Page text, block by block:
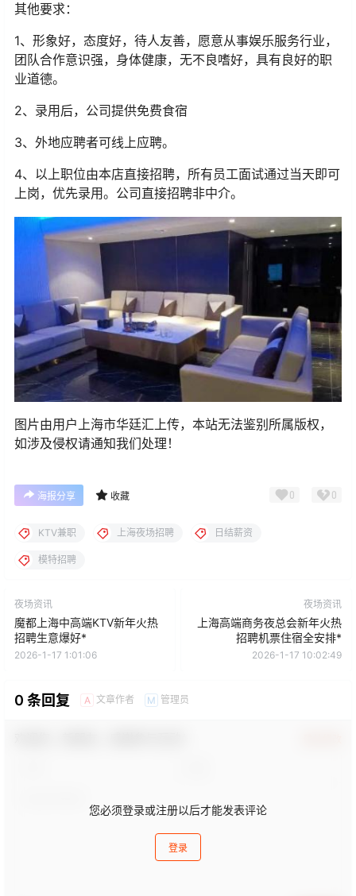
其他要求：
1、形象好，态度好，待人友善，愿意从事娱乐服务行业，
团队合作意识强，身体健康，无不良嗜好，具有良好的职
业道德。
2、录用后，公司提供免费食宿
3、外地应聘者可线上应聘。
4、以上职位由本店直接招聘，所有员工面试通过当天即可
上岗，优先录用。公司直接招聘非中介。
图片由用户上海市华廷汇上传，本站无法鉴别所属版权，
如涉及侵权请通知我们处理！
海报分享 收藏 0 0
KTV兼职 上海夜场招聘 日结薪资
模特招聘
夜场资讯
魔都上海中高端KTV新年火热
招聘生意爆好*
2026-1-17 1:01:06
夜场资讯
上海高端商务夜总会新年火热
招聘机票住宿全安排*
2026-1-17 10:02:49
0 条回复 A 文章作者 M 管理员
您必须登录或注册以后才能发表评论
登录